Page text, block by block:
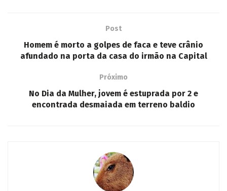
Post
Homem é morto a golpes de faca e teve crânio
afundado na porta da casa do irmão na Capital
Próximo
No Dia da Mulher, jovem é estuprada por 2 e
encontrada desmaiada em terreno baldio